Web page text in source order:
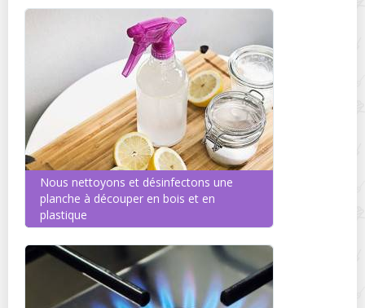
Nous nettoyons et désinfectons une
planche à découper en bois et en
plastique